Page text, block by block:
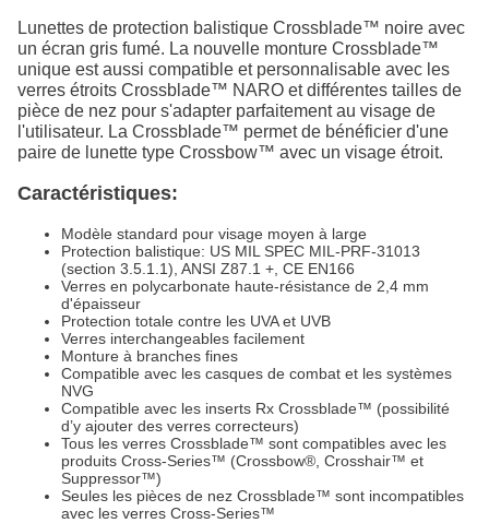
Lunettes de protection balistique Crossblade™ noire avec
un écran gris fumé. La nouvelle monture Crossblade™
unique est aussi compatible et personnalisable avec les
verres étroits Crossblade™ NARO et différentes tailles de
pièce de nez pour s'adapter parfaitement au visage de
l'utilisateur. La Crossblade™ permet de bénéficier d'une
paire de lunette type Crossbow™ avec un visage étroit.
Caractéristiques:
Modèle standard pour visage moyen à large
Protection balistique: US MIL SPEC MIL-PRF-31013
(section 3.5.1.1), ANSI Z87.1 +, CE EN166
Verres en polycarbonate haute-résistance de 2,4 mm
d'épaisseur
Protection totale contre les UVA et UVB
Verres interchangeables facilement
Monture à branches fines
Compatible avec les casques de combat et les systèmes
NVG
Compatible avec les inserts Rx Crossblade™ (possibilité
d’y ajouter des verres correcteurs)
Tous les verres Crossblade™ sont compatibles avec les
produits Cross-Series™ (Crossbow®, Crosshair™ et
Suppressor™)
Seules les pièces de nez Crossblade™ sont incompatibles
avec les verres Cross-Series™